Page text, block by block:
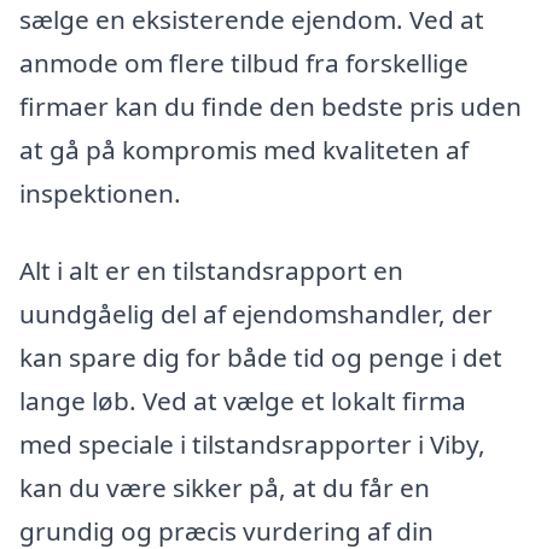
sælge en eksisterende ejendom. Ved at
anmode om flere tilbud fra forskellige
firmaer kan du finde den bedste pris uden
at gå på kompromis med kvaliteten af
inspektionen.
Alt i alt er en tilstandsrapport en
uundgåelig del af ejendomshandler, der
kan spare dig for både tid og penge i det
lange løb. Ved at vælge et lokalt firma
med speciale i tilstandsrapporter i Viby,
kan du være sikker på, at du får en
grundig og præcis vurdering af din